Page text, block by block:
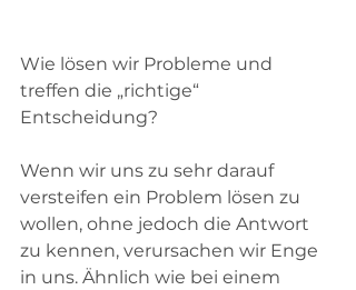
Wie lösen wir Probleme und
treffen die „richtige“
Entscheidung?
Wenn wir uns zu sehr darauf
versteifen ein Problem lösen zu
wollen, ohne jedoch die Antwort
zu kennen, verursachen wir Enge
in uns. Ähnlich wie bei einem